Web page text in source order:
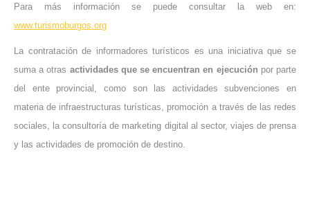
Para más información se puede consultar la web en:
www.turismoburgos.org
La contratación de informadores turísticos es una iniciativa que se
suma a otras actividades que se encuentran en ejecución por parte
del ente provincial, como son las actividades subvenciones en
materia de infraestructuras turísticas, promoción a través de las redes
sociales, la consultoría de marketing digital al sector, viajes de prensa
y las actividades de promoción de destino.